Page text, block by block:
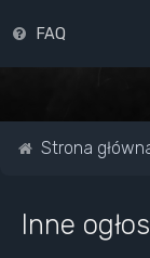
FAQ
Strona
Inne